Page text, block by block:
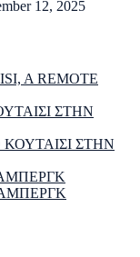
12, 2025
A REMOTE
ΣΤΗΝ
ΣΤΗΝ